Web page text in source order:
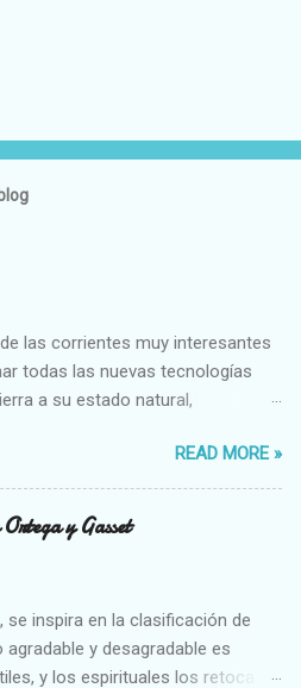
las corrientes muy interesantes
todas las nuevas tecnologías
a su estado natural,
READ MORE »
y Gasset
se inspira en la clasificación de
agradable y desagradable es
y los espirituales los retoca.